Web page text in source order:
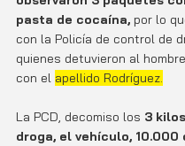
pasta de cocaína, por lo
con la Policía de control de
quienes detuvieron al
con el apellido Rodríguez.
La PCD, decomiso los 3
droga, el vehículo, 10.000